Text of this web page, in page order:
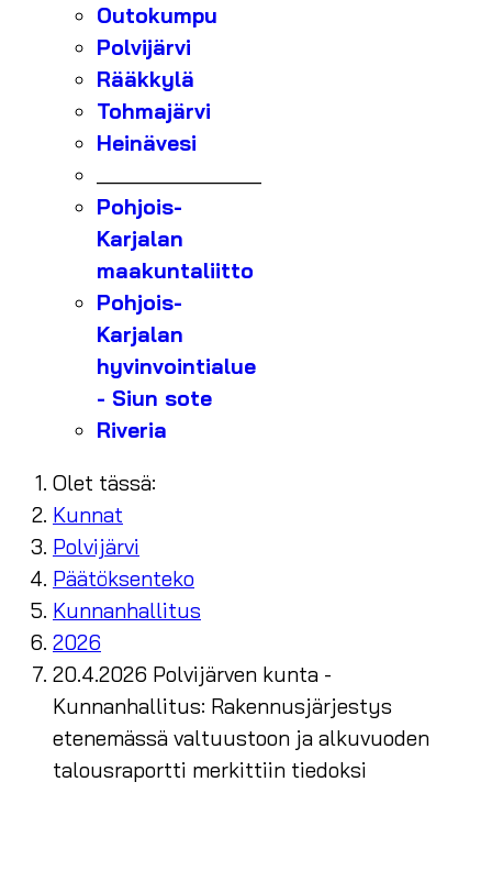
Outokumpu
Polvijärvi
Rääkkylä
Tohmajärvi
Heinävesi
Pohjois-
Karjalan
maakuntaliitto
Pohjois-
Karjalan
hyvinvointialue
- Siun sote
Riveria
Olet tässä:
Kunnat
Polvijärvi
Päätöksenteko
Kunnanhallitus
2026
20.4.2026 Polvijärven kunta -
Kunnanhallitus: Rakennusjärjestys
etenemässä valtuustoon ja alkuvuoden
talousraportti merkittiin tiedoksi